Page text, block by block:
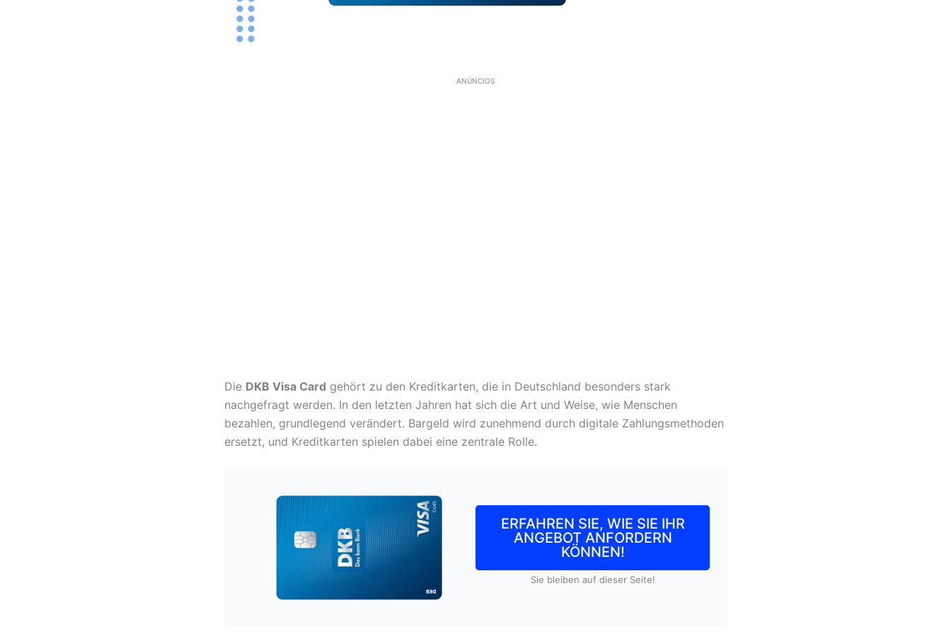
ANÚNCIOS
Die DKB Visa Card gehört zu den Kreditkarten, die in Deutschland besonders stark
nachgefragt werden. In den letzten Jahren hat sich die Art und Weise, wie Menschen
bezahlen, grundlegend verändert. Bargeld wird zunehmend durch digitale Zahlungsmethoden
ersetzt, und Kreditkarten spielen dabei eine zentrale Rolle.
ERFAHREN SIE, WIE SIE IHR
ANGEBOT ANFORDERN
KÖNNEN!
Sie bleiben auf dieser Seite!